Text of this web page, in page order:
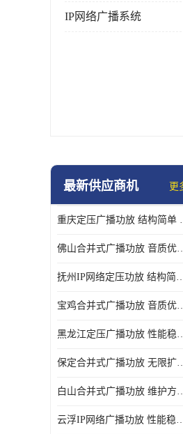
IP网络广播系统
最新供应商机 更
重庆定
佛山合并式广播功放 音质
抚州IP网络定压功放 结构简
宝鸡合并式广播功放
黑龙江定压广播功
保定合并式广播功放
白山合并式广播功放 维
云浮IP网络广播功放 性